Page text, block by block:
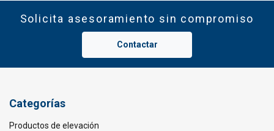
Solicita asesoramiento sin compromiso
Contactar
Categorías
Productos de elevación